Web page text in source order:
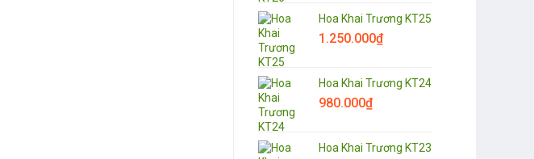
Hoa Khai Trương KT25
1.250.000₫
Hoa Khai Trương KT24
980.000₫
Hoa Khai Trương KT23